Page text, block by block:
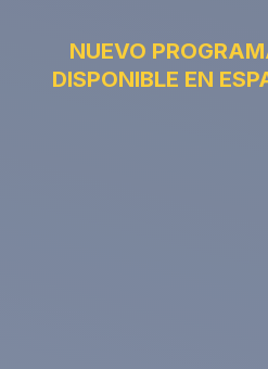
NUEVO
DISPONIBLE EN